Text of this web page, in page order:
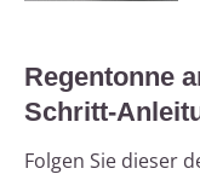
Regentonne
Schritt-
Folgen Sie dieser